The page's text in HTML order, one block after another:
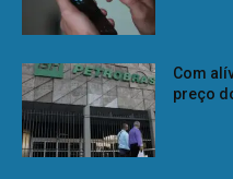
Com
preço